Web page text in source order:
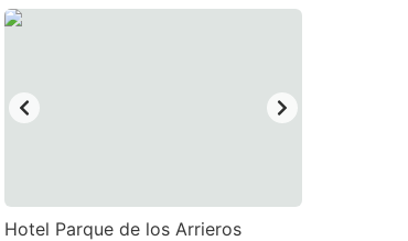
Hotel Parque de los Arrieros